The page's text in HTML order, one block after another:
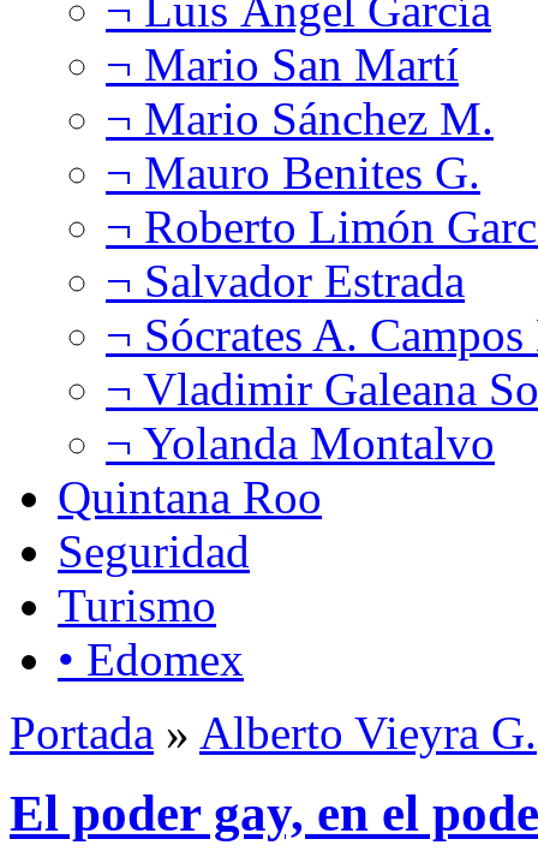
¬ Mario San Martí
¬ Mario Sánchez M.
¬ Mauro Benites G.
¬ Roberto Limón
¬ Salvador Estrada
¬ Sócrates A.
¬ Vladimir Galeana
¬ Yolanda Montalvo
Quintana Roo
Seguridad
Turismo
• Edomex
Portada » Alberto Vieyra G.
El poder gay, en el